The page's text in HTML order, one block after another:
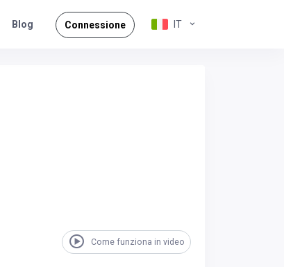
Blog Connessione IT
Come funziona in video